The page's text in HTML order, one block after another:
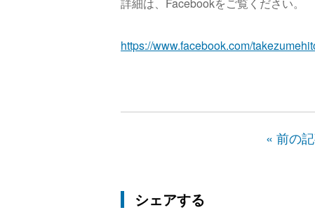
https://www.facebook.com/
« 前の
シェアする